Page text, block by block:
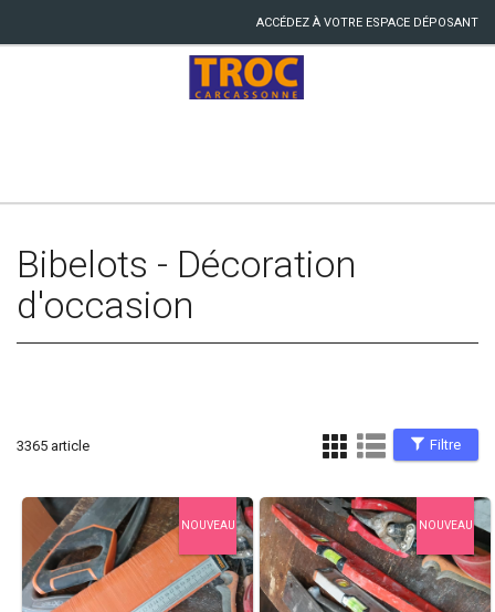
ACCÉDEZ À VOTRE ESPACE DÉPOSANT
Bibelots - Décoration
d'occasion
Filtre
3365 article
NOUVEAU NOUVEAU